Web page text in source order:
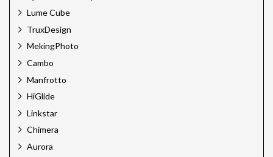
Lume Cube
TruxDesign
MekingPhoto
Cambo
Manfrotto
HiGlide
Linkstar
Chimera
Aurora